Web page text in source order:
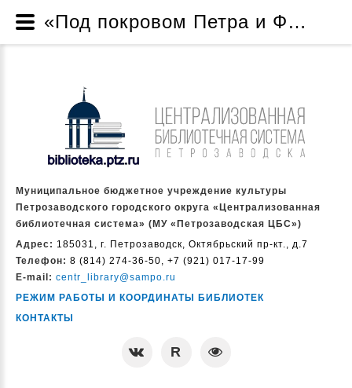
Муниципальное бюджетное учреждение культуры
Петрозаводского городского округа «Централизованная
библиотечная система» (МУ «Петрозаводская ЦБС»)
Адрес: 185031, г. Петрозаводск, Октябрьский пр-кт., д.7
Телефон: 8 (814) 274-36-50, +7 (921) 017-17-99
E-mail: centr_library@sampo.ru
РЕЖИМ РАБОТЫ И КООРДИНАТЫ БИБЛИОТЕК
КОНТАКТЫ
«Под покровом Петра и Февронии» - Новости - Муниципальное бюджетное учреждение культуры Петрозаводского городского округа «Централизованная библиотечная система» (МУ «Петрозаводская ЦБС»)